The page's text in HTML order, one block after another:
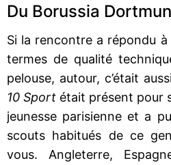
Du Borussia
Si la rencontre a répondu
termes de qualité
pelouse, autour, c’était
10 Sport était présent pour
jeunesse parisienne et a
scouts habitués de ce
vous. Angleterre,